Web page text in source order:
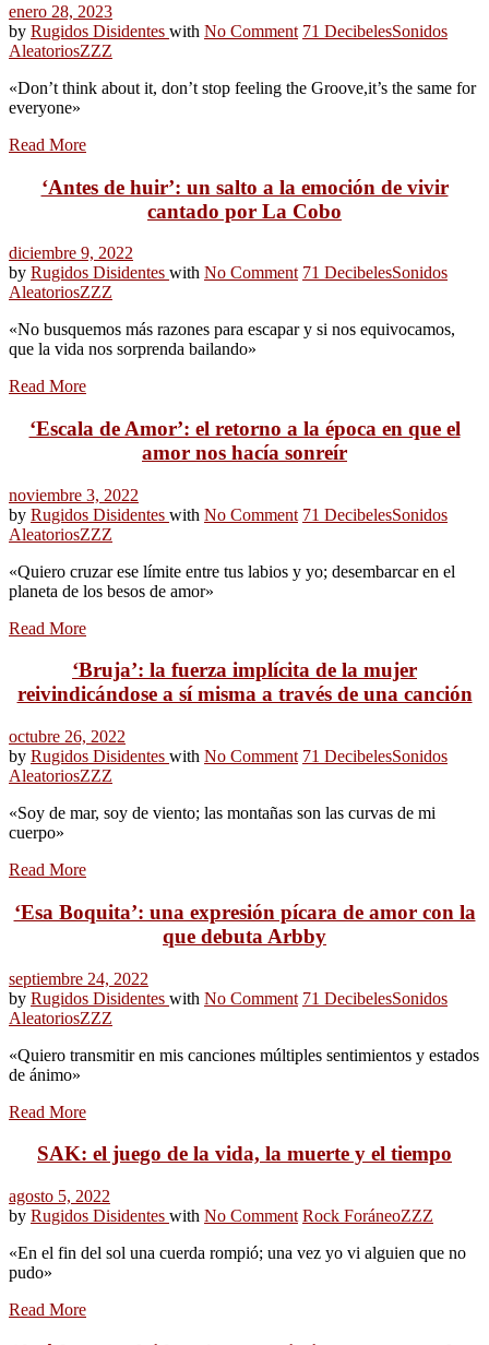
enero 28, 2023
by Rugidos Disidentes with No Comment 71 DecibelesSonidos
AleatoriosZZZ
«Don’t think about it, don’t stop feeling the Groove,it’s the same for
everyone»
Read More
‘Antes de huir’: un salto a la emoción de vivir
cantado por La Cobo
diciembre 9, 2022
by Rugidos Disidentes with No Comment 71 DecibelesSonidos
AleatoriosZZZ
«No busquemos más razones para escapar y si nos equivocamos,
que la vida nos sorprenda bailando»
Read More
‘Escala de Amor’: el retorno a la época en que el
amor nos hacía sonreír
noviembre 3, 2022
by Rugidos Disidentes with No Comment 71 DecibelesSonidos
AleatoriosZZZ
«Quiero cruzar ese límite entre tus labios y yo; desembarcar en el
planeta de los besos de amor»
Read More
‘Bruja’: la fuerza implícita de la mujer
reivindicándose a sí misma a través de una canción
octubre 26, 2022
by Rugidos Disidentes with No Comment 71 DecibelesSonidos
AleatoriosZZZ
«Soy de mar, soy de viento; las montañas son las curvas de mi
cuerpo»
Read More
‘Esa Boquita’: una expresión pícara de amor con la
que debuta Arbby
septiembre 24, 2022
by Rugidos Disidentes with No Comment 71 DecibelesSonidos
AleatoriosZZZ
«Quiero transmitir en mis canciones múltiples sentimientos y estados
de ánimo»
Read More
SAK: el juego de la vida, la muerte y el tiempo
agosto 5, 2022
by Rugidos Disidentes with No Comment Rock ForáneoZZZ
«En el fin del sol una cuerda rompió; una vez yo vi alguien que no
pudo»
Read More